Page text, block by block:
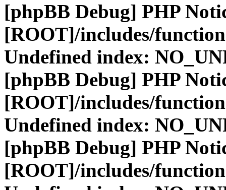
[phpBB Debug] PHP
[ROOT]/includes/
Undefined index:
[phpBB Debug] PHP
[ROOT]/includes/
Undefined index:
[phpBB Debug] PHP
[ROOT]/includes/